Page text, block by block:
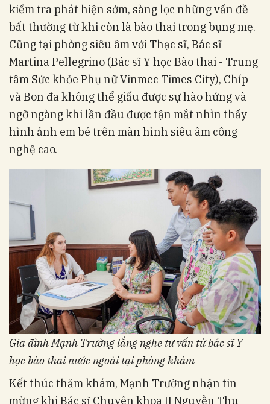
kiểm tra phát hiện sớm, sàng lọc những vấn đề
bất thường từ khi còn là bào thai trong bụng mẹ.
Cũng tại phòng siêu âm với Thạc sĩ, Bác sĩ
Martina Pellegrino (Bác sĩ Y học Bào thai - Trung
tâm Sức khỏe Phụ nữ Vinmec Times City), Chíp
và Bon đã không thể giấu được sự hào hứng và
ngỡ ngàng khi lần đầu được tận mắt nhìn thấy
hình ảnh em bé trên màn hình siêu âm công
nghệ cao.
Gia đình Mạnh Trường lắng nghe tư vấn từ bác sĩ Y
học bào thai nước ngoài tại phòng khám
Kết thúc thăm khám, Mạnh Trường nhận tin
mừng khi Bác sĩ Chuyên khoa II Nguyễn Thu